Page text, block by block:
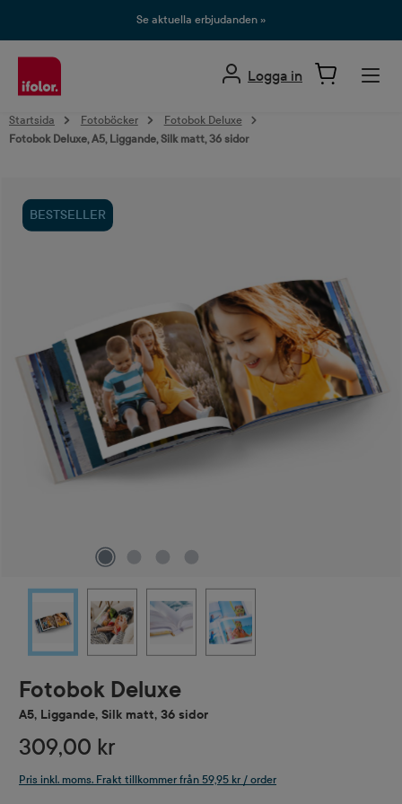
Se aktuella erbjudanden »
Logga in
Startsida Fotoböcker
Fotobok Deluxe
Fotobok Deluxe, A5, Liggande, Silk matt, 36 sidor
BESTSELLER
Fotobok Deluxe
A5, Liggande, Silk matt, 36 sidor
309,00 kr
Pris inkl. moms. Frakt tillkommer från 59,95 kr / order